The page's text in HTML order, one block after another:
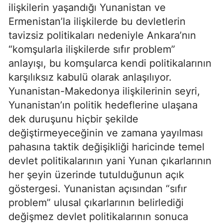
ilişkilerin yaşandığı Yunanistan ve
Ermenistan’la ilişkilerde bu devletlerin
tavizsiz politikaları nedeniyle Ankara’nın
“komşularla ilişkilerde sıfır problem”
anlayışı, bu komşularca kendi politikalarının
karşılıksız kabulü olarak anlaşılıyor.
Yunanistan-Makedonya ilişkilerinin seyri,
Yunanistan’ın politik hedeflerine ulaşana
dek duruşunu hiçbir şekilde
değiştirmeyeceğinin ve zamana yayılması
pahasına taktik değişikliği haricinde temel
devlet politikalarının yani Yunan çıkarlarının
her şeyin üzerinde tutulduğunun açık
göstergesi. Yunanistan açısından “sıfır
problem” ulusal çıkarlarının belirlediği
değişmez devlet politikalarının sonuca